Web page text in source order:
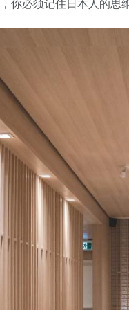
你必须记住日本人的思